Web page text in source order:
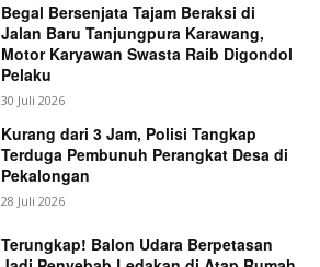
Begal Bersenjata Tajam Beraksi di
Jalan Baru Tanjungpura Karawang,
Motor Karyawan Swasta Raib Digondol
Pelaku
30 Juli 2026
Kurang dari 3 Jam, Polisi Tangkap
Terduga Pembunuh Perangkat Desa di
Pekalongan
28 Juli 2026
Terungkap! Balon Udara Berpetasan